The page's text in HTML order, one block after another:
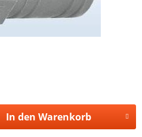
In den Warenkorb